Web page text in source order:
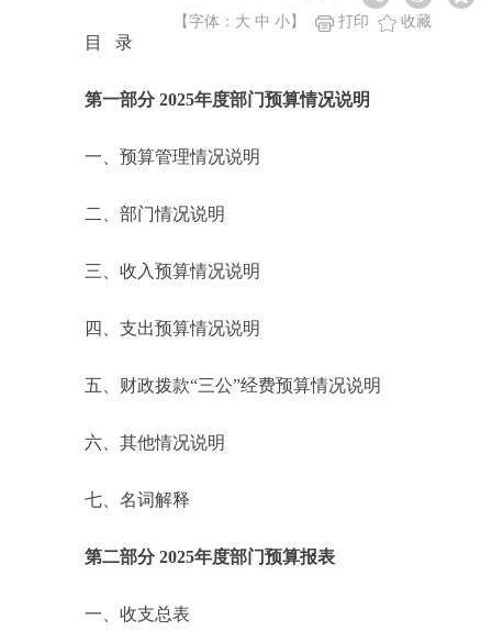
【字体： 大 中 小 】 打印 收藏
目 录
第一部分 2025年度部门预算情况说明
一、预算管理情况说明
二、部门情况说明
三、收入预算情况说明
四、支出预算情况说明
五、财政拨款“三公”经费预算情况说明
六、其他情况说明
七、名词解释
第二部分 2025年度部门预算报表
一、收支总表